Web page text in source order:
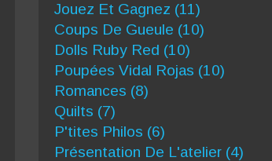
Jouez Et Gagnez (11)
Coups De Gueule (10)
Dolls Ruby Red (10)
Poupées Vidal Rojas (10)
Romances (8)
Quilts (7)
P'tites Philos (6)
Présentation De L'atelier (4)